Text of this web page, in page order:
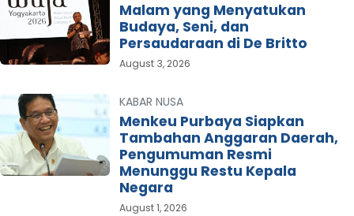
Malam yang Menyatukan
Budaya, Seni, dan
Persaudaraan di De Britto
August 3, 2026
KABAR NUSA
Menkeu Purbaya Siapkan
Tambahan Anggaran Daerah,
Pengumuman Resmi
Menunggu Restu Kepala
Negara
August 1, 2026